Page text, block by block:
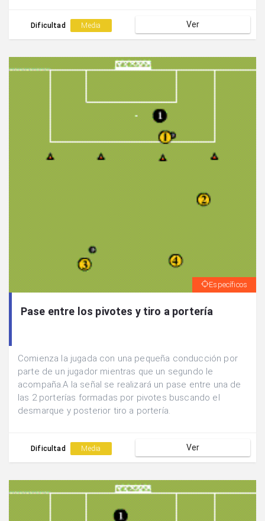
Dificultad Media Ver
Específicos
Pase entre los pivotes y tiro a portería
Comienza la jugada con una pequeña conducción por
parte de un jugador mientras que un segundo le
acompaña.A la señal se realizará un pase entre una de
las 2 porterías formadas por pivotes buscando el
desmarque y posterior tiro a portería.
Dificultad Media Ver